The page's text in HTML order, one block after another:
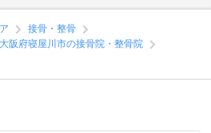
接骨・整骨
大阪府寝屋川市の接骨院・整骨院